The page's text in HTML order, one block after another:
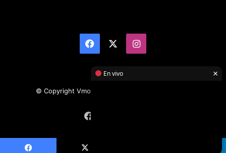
Facebook Instagram
© Copyright Vmotor TI 2026, All Rights Reserved
En vivo ×